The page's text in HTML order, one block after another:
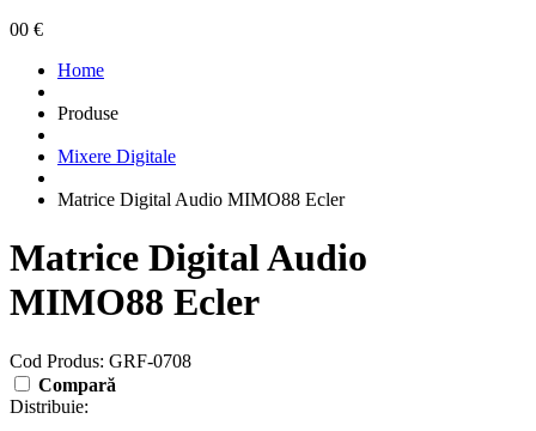
00 €
Home
Produse
Mixere Digitale
Matrice Digital Audio MIMO88 Ecler
Matrice Digital Audio
MIMO88 Ecler
Cod Produs: GRF-0708
Compară
Distribuie: